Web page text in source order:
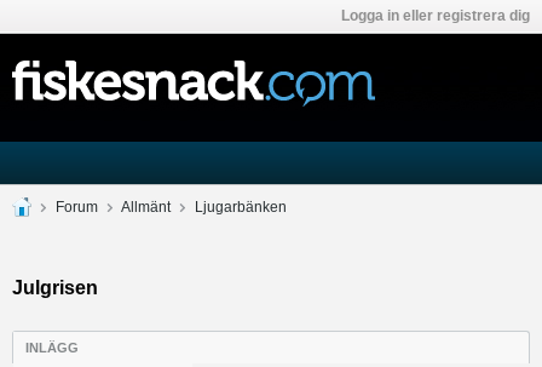
Logga in eller registrera dig
Forum Allmänt Ljugarbänken
Julgrisen
INLÄGG